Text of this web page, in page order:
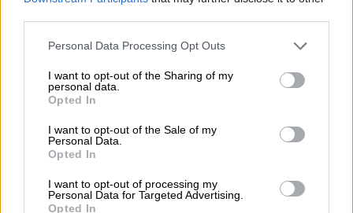
Please note that this website/app uses one or more Google
not limited to your visit or usage behaviour. You may click to
grant or deny consent to Google and its third-party tags to
use your data for below specified purposes in below Google
consent section.
Personal Data Processing Opt Outs
I want to opt-out of the Sharing of my
personal data.
Opted In
I want to opt-out of the Sale of my
Personal Data.
Opted In
I want to opt-out of processing my
Personal Data for Targeted Advertising.
Opted In
χωρίς να μετράμε και να ξαναμετράμε, γιατί
δενυπάρχεικίνδυνος από τηβιταμίνη D.
Είναι ένας απλόςτρόποςνα αναπληρώνουμε
γιατί αυτό πρέπει να το κάνει κάποιος, ο
οποίος ξέρει και τον ασθενή και τη
δοσολογία. Δεν μπορεί να το παίρνει ο
ασθενής από μόνος του. Δεν είναι, λοιπόν,
παράδειγμα η θυροξίνη. Άρα, όπως δεν
παίρνω για τον θυρεοειδή κάτι από μόνος